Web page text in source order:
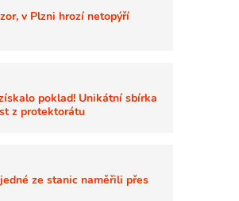
v Plzni hrozí netopýří
poklad! Unikátní sbírka
z protektorátu
ze stanic naměřili přes